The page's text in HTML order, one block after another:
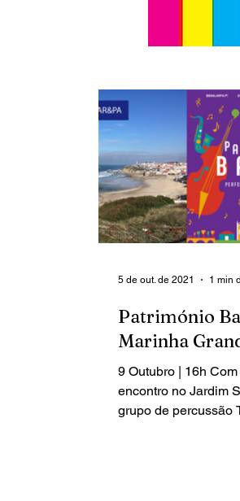
Património
Marinha
9 Outubro | 16h
encontro no Jardim
grupo de percussão
5 de out. de 2021 1 min